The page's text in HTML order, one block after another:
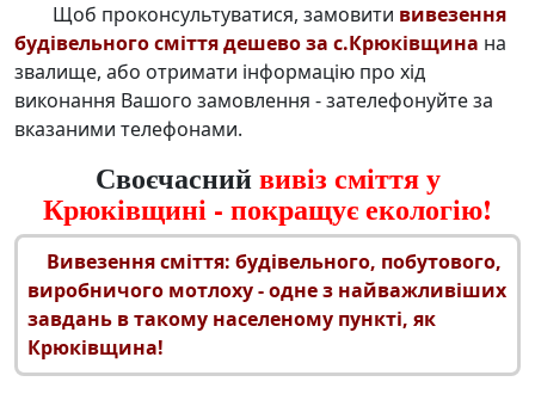
Щоб проконсультуватися, замовити вивезення
будівельного сміття дешево за с.Крюківщина на
звалище, або отримати інформацію про хід
виконання Вашого замовлення - зателефонуйте за
вказаними телефонами.
Своєчаснийвивіз сміття у
Крюківщині - покращує екологію!
Вивезення сміття: будівельного, побутового,
виробничого мотлоху - одне з найважливіших
завдань в такому населеному пункті, як
Крюківщина!